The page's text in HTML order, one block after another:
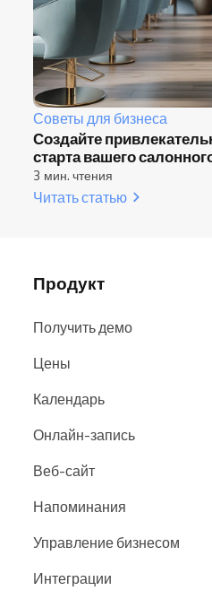
Советы для бизнеса
Создайте
старта вашего
3 мин. чтения
Читать статью
Продукт
Получить демо
Цены
Календарь
Онлайн-запись
Веб-сайт
Напоминания
Управление бизнесом
Интеграции